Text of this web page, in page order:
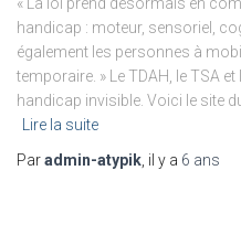
handicap : moteur, sensoriel,
également les personnes à
temporaire. » Le TDAH, le TSA
handicap invisible. Voici le site
Lire la suite
Paradmin-atypik , il y a 6 ans